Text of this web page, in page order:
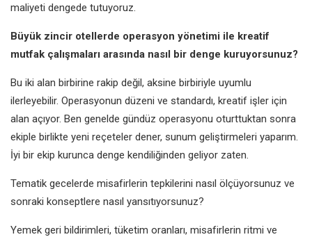
maliyeti dengede tutuyoruz.
Büyük zincir otellerde operasyon yönetimi ile kreatif
mutfak çalışmaları arasında nasıl bir denge kuruyorsunuz?
Bu iki alan birbirine rakip değil, aksine birbiriyle uyumlu
ilerleyebilir. Operasyonun düzeni ve standardı, kreatif işler için
alan açıyor. Ben genelde gündüz operasyonu oturttuktan sonra
ekiple birlikte yeni reçeteler dener, sunum geliştirmeleri yaparım.
İyi bir ekip kurunca denge kendiliğinden geliyor zaten.
Tematik gecelerde misafirlerin tepkilerini nasıl ölçüyorsunuz ve
sonraki konseptlere nasıl yansıtıyorsunuz?
Yemek geri bildirimleri, tüketim oranları, misafirlerin ritmi ve